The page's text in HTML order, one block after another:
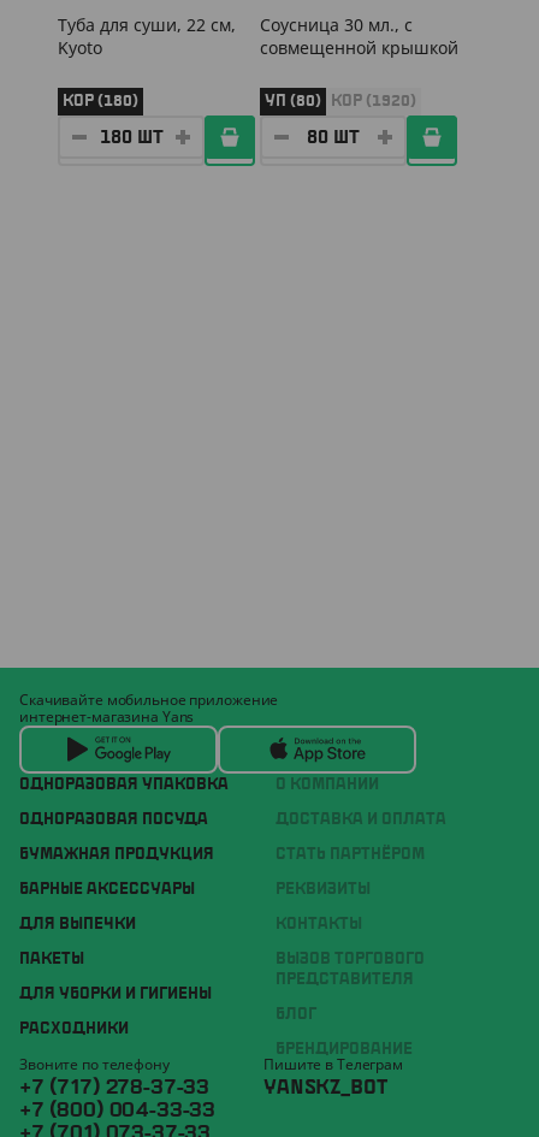
Туба для суши, 22 см,
Kyoto
КОР (180)
Соусница 30 мл., с
совмещенной крышкой
УП (80) КОР (1920)
ОДНОРАЗОВАЯ УПАКОВКА
ОДНОРАЗОВАЯ ПОСУДА
БУМАЖНАЯ ПРОДУКЦИЯ
БАРНЫЕ АКСЕССУАРЫ
ДЛЯ ВЫПЕЧКИ
ПАКЕТЫ
ДЛЯ УБОРКИ И ГИГИЕНЫ
РАСХОДНИКИ
О КОМПАНИИ
ДОСТАВКА И ОПЛАТА
СТАТЬ ПАРТНЁРОМ
РЕКВИЗИТЫ
КОНТАКТЫ
ВЫЗОВ ТОРГОВОГО
ПРЕДСТАВИТЕЛЯ
БЛОГ
БРЕНДИРОВАНИЕ
Скачивайте мобильное приложение
интернет-магазина Yans
Звоните по телефону
+7 (717) 278-37-33
+7 (800) 004-33-33
+7 (701) 073-37-33
Пишите в Телеграм
YANSKZ_BOT